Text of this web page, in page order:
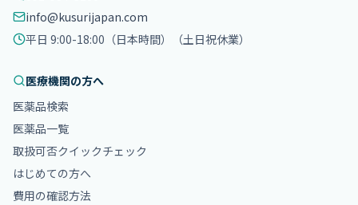
info@kusurijapan.com
平日 9:00-18:00（日本時間）
（土日祝休業）
医療機関の方へ
医薬品検索
医薬品一覧
取扱可否クイックチェック
はじめての方へ
費用の確認方法